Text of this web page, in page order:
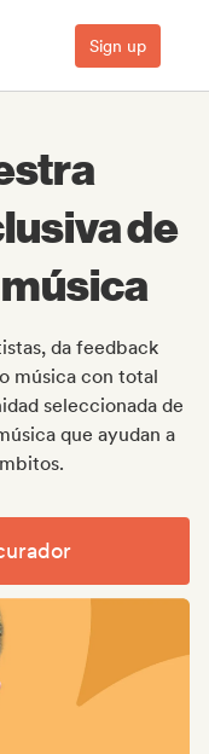
Sign up
de
da feedback
música con total
seleccionada de
que ayudan a